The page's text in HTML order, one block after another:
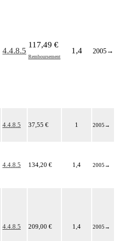
4.4.8.5
117,49 €
Remboursement
1,4 2005→
4.4.8.5 37,55 € 1 2005 →
4.4.8.5 134,20 € 1,4 2005 →
4.4.8.5 209,00 € 1,4 2005 →